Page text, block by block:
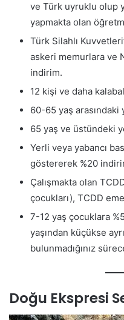
ve Türk uyruklu olup
yapmakta olan
Türk Silahlı
askeri memurlara ve
indirim.
12 kişi ve daha
60-65 yaş
65 yaş ve üstündeki
Yerli veya yabancı
göstererek %20
Çalışmakta olan
çocukları), TCDD
7-12 yaş çocuklara
yaşından küçükse
bulunmadığınız
Doğu Ekspresi